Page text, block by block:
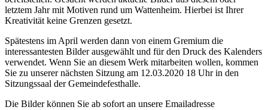
letztem Jahr mit Motiven rund um Wattenheim. Hierbei ist Ihrer
Kreativität keine Grenzen gesetzt.
Spätestens im April werden dann von einem Gremium die
interessantesten Bilder ausgewählt und für den Druck des Kalenders
verwendet. Wenn Sie an diesem Werk mitarbeiten wollen, kommen
Sie zu unserer nächsten Sitzung am 12.03.2020 18 Uhr in den
Sitzungssaal der Gemeindefesthalle.
Die Bilder können Sie ab sofort an unsere Emailadresse